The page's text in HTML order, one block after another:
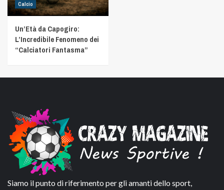
Calcio
Un’Età da Capogiro:
L’Incredibile Fenomeno dei
“Calciatori Fantasma”
Siamo il punto di riferimento per gli amanti dello sport,